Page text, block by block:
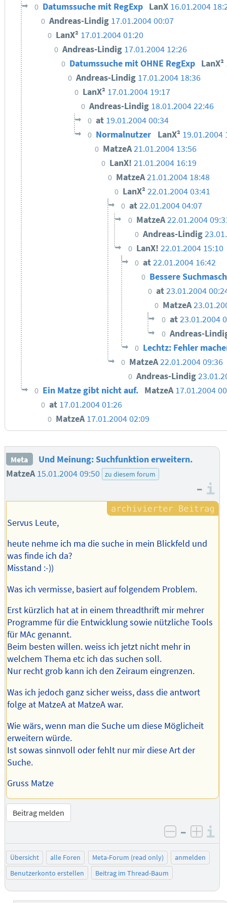
0 Datumssuche mit RegExp LanX 16.01.2004
0 Andreas-Lindig 17.01.2004 00:07
0 LanX² 17.01.2004 01:20
0 Andreas-Lindig 17.01.2004 12:26
0 Datumssuche mit OHNE RegExp LanX²
0 Andreas-Lindig 17.01.2004 18:36
0 LanX² 17.01.2004 19:17
0 Andreas-Lindig 18.01.2004 22:46
0 at 19.01.2004 00:34
0 Normalnutzer LanX² 19.01.2004
0 MatzeA21.01.2004 13:56
0 LanX! 21.01.2004 16:19
0 MatzeA21.01.2004 18:48
0 LanX²22.01.2004 03:41
0 at22.01.2004 04:07
0 MatzeA22.01.2004
0 Andreas-Lindig
0 LanX! 22.01.2004 15:10
0 at22.01.2004 16:42
0 Bessere
0 at23.01.2004
0 MatzeA
0 at23.01.2004
0 Andreas-
0 Lechtz: Fehler
0 MatzeA22.01.2004 09:36
0 Andreas-Lindig
0 Ein Matze gibt nicht auf. MatzeA17.01.2004
0 at 17.01.2004 01:26
0 MatzeA17.01.2004 02:09
Meta
Und Meinung: Suchfunktion erweitern.
MatzeA15.01.2004 09:50 zu diesem forum
–
Servus Leute,
heute nehme ich ma die suche in mein Blickfeld und
was finde ich da?
Misstand :-))
Was ich vermisse, basiert auf folgendem Problem.
Erst kürzlich hat at in einem threadthrift mir mehrer
Programme für die Entwicklung sowie nützliche Tools
für MAc genannt.
Beim besten willen. weiss ich jetzt nicht mehr in
welchem Thema etc ich das suchen soll.
Nur recht grob kann ich den Zeiraum eingrenzen.
Was ich jedoch ganz sicher weiss, dass die antwort
folge at MatzeA at MatzeA war.
Wie wärs, wenn man die Suche um diese Möglicheit
erweitern würde.
Ist sowas sinnvoll oder fehlt nur mir diese Art der
Suche.
Gruss Matze
Beitrag melden
negativ
–
Übersicht alle Foren Meta-Forum (read only)
anmelden
Benutzerkonto erstellen
Beitrag im Thread-Baum